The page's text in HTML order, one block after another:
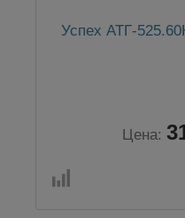
Успех АТГ-
Цена: